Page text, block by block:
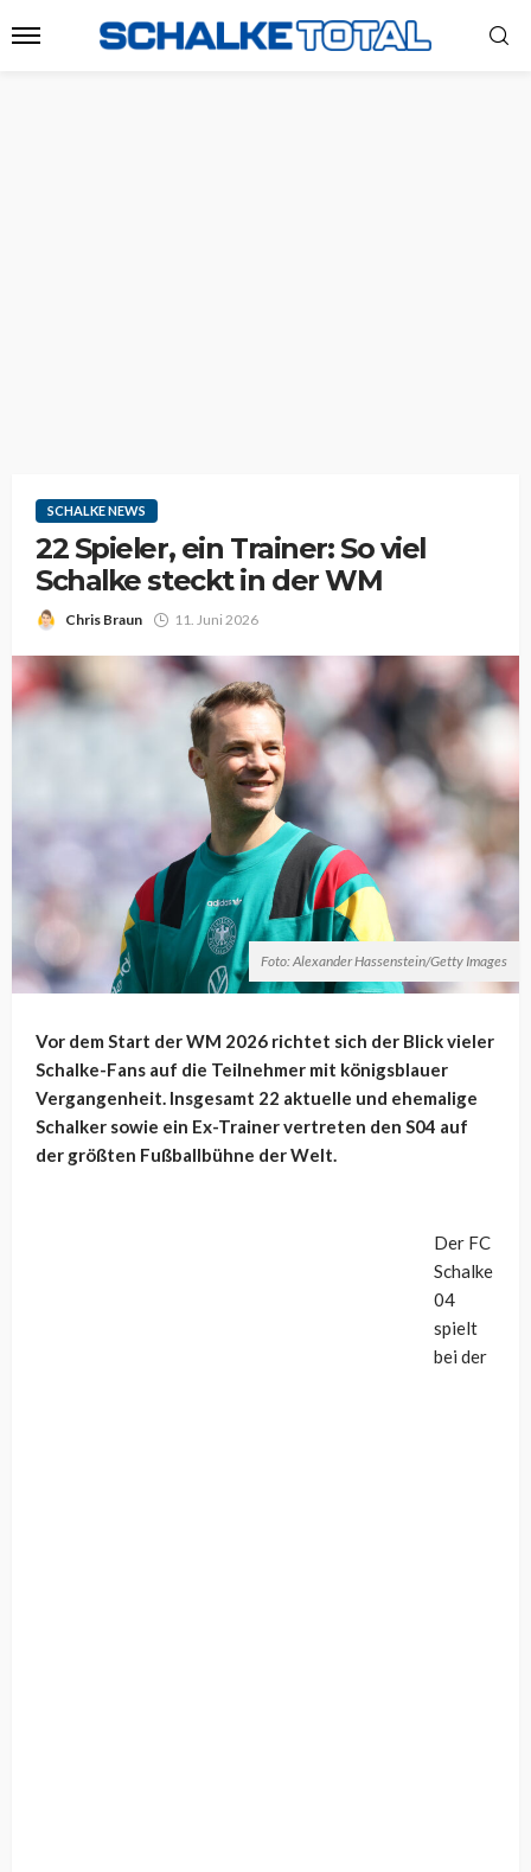
SCHALKE NEWS
22 Spieler, ein Trainer: So viel
Schalke steckt in der WM
Chris Braun 11. Juni 2026
Foto: Alexander Hassenstein/Getty Images
Vor dem Start der WM 2026 richtet sich der Blick vieler
Schalke-Fans auf die Teilnehmer mit königsblauer
Vergangenheit. Insgesamt 22 aktuelle und ehemalige
Schalker sowie ein Ex-Trainer vertreten den S04 auf
der größten Fußballbühne der Welt.
Der FC
Schalke
04
spielt
bei der